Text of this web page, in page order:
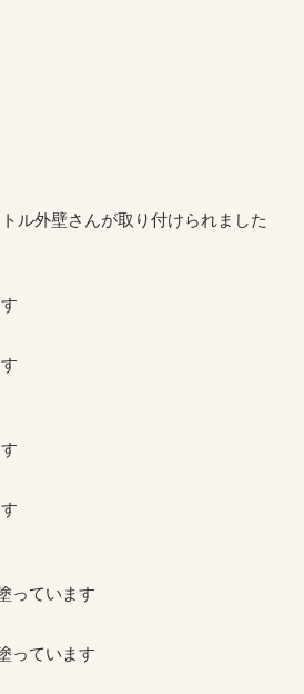
ル外壁さんが取り付けられました
っています
っています